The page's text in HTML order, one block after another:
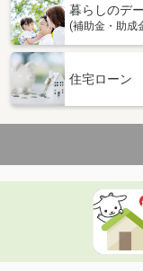
暮らしのデ
(補助金・助成
住宅ローン